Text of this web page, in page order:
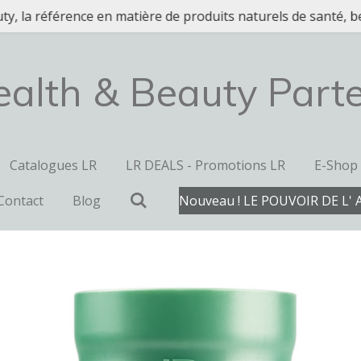
la référence en matière de produits naturels de santé,
& Beauty
Catalogues LR LR DEALS - Promotions LR
E-Shop
Blog Nouveau ! LE POUVOIR DE L'